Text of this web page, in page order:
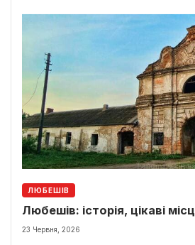
ЛЮБЕШІВ
Любешів: історія, цікаві
23 Червня, 2026